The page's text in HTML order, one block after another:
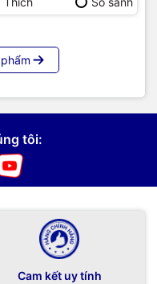
tôi:
Cam kết uy tính